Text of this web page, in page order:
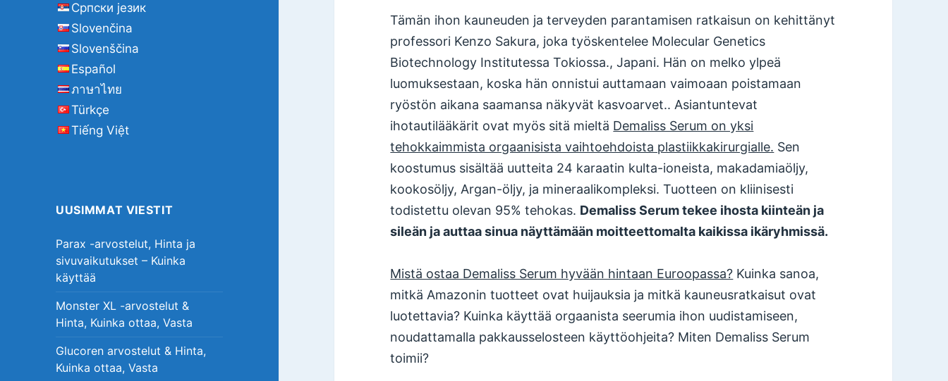
Cрпски језик
Slovenčina
Slovenščina
Español
ภาษาไทย
Türkçe
Tiếng Việt
UUSIMMAT VIESTIT
Parax -arvostelut, Hinta ja
sivuvaikutukset – Kuinka
käyttää
Monster XL -arvostelut &
Hinta, Kuinka ottaa, Vasta
Glucoren arvostelut & Hinta,
Kuinka ottaa, Vasta
Tämän ihon kauneuden ja terveyden parantamisen ratkaisun on kehittänyt
professori Kenzo Sakura, joka työskentelee Molecular Genetics
Biotechnology Institutessa Tokiossa., Japani. Hän on melko ylpeä
luomuksestaan, koska hän onnistui auttamaan vaimoaan poistamaan
ryöstön aikana saamansa näkyvät kasvoarvet.. Asiantuntevat
ihotautilääkärit ovat myös sitä mieltä Demaliss Serum on yksi
tehokkaimmista orgaanisista vaihtoehdoista plastiikkakirurgialle. Sen
koostumus sisältää uutteita 24 karaatin kulta-ioneista, makadamiaöljy,
kookosöljy, Argan-öljy, ja mineraalikompleksi. Tuotteen on kliinisesti
todistettu olevan 95% tehokas. Demaliss Serum tekee ihosta kiinteän ja
sileän ja auttaa sinua näyttämään moitteettomalta kaikissa ikäryhmissä.
Mistä ostaa Demaliss Serum hyvään hintaan Euroopassa? Kuinka sanoa,
mitkä Amazonin tuotteet ovat huijauksia ja mitkä kauneusratkaisut ovat
luotettavia? Kuinka käyttää orgaanista seerumia ihon uudistamiseen,
noudattamalla pakkausselosteen käyttöohjeita? Miten Demaliss Serum
toimii?